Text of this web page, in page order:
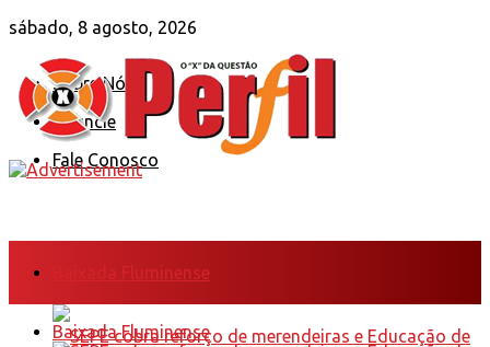
sábado, 8 agosto, 2026
Sobre Nós
Anuncie
Fale Conosco
Baixada Fluminense
Baixada Fluminense